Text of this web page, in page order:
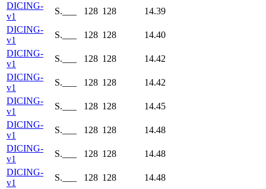
DICING-
v1
S.___ 128 128
14.39
DICING-
v1
S.___ 128 128
14.40
DICING-
v1
S.___ 128 128
14.42
DICING-
v1
S.___ 128 128
14.42
DICING-
v1
S.___ 128 128
14.45
DICING-
v1
S.___ 128 128
14.48
DICING-
v1
S.___ 128 128
14.48
DICING-
v1
S.___ 128 128 14.48